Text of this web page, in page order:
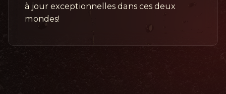
à jour exceptionnelles dans ces deux
mondes!